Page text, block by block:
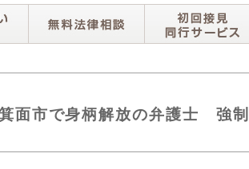
面市で身柄解放の弁護士 強